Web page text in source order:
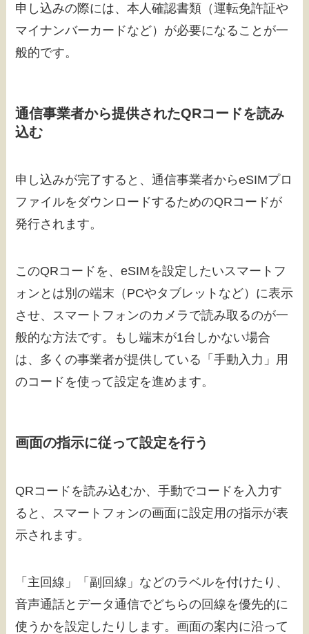
申し込みの際には、本人確認書類（運転免許証や
マイナンバーカードなど）が必要になることが一
般的です。
通信事業者から提供されたQRコードを読み
込む
申し込みが完了すると、通信事業者からeSIMプロ
ファイルをダウンロードするためのQRコードが
発行されます。
このQRコードを、eSIMを設定したいスマートフ
ォンとは別の端末（PCやタブレットなど）に表示
させ、スマートフォンのカメラで読み取るのが一
般的な方法です。もし端末が1台しかない場合
は、多くの事業者が提供している「手動入力」用
のコードを使って設定を進めます。
画面の指示に従って設定を行う
QRコードを読み込むか、手動でコードを入力す
ると、スマートフォンの画面に設定用の指示が表
示されます。
「主回線」「副回線」などのラベルを付けたり、
音声通話とデータ通信でどちらの回線を優先的に
使うかを設定したりします。画面の案内に沿って